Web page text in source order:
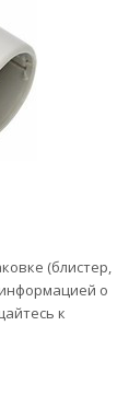
(блистер,
о
к